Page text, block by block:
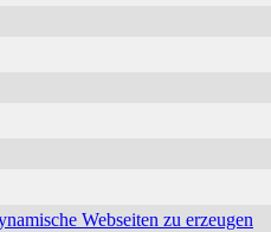
Webseiten zu erzeugen